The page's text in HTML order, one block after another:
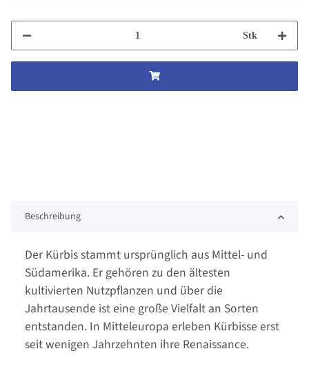
Stk
Beschreibung
Der Kürbis stammt ursprünglich aus Mittel- und
Südamerika. Er gehören zu den ältesten
kultivierten Nutzpflanzen und über die
Jahrtausende ist eine große Vielfalt an Sorten
entstanden. In Mitteleuropa erleben Kürbisse erst
seit wenigen Jahrzehnten ihre Renaissance.